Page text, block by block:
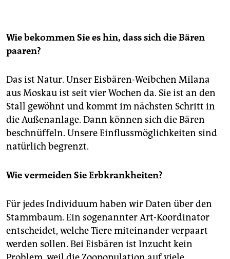
Wie bekommen Sie es hin, dass sich die Bären
paaren?
Das ist Natur. Unser Eisbären-Weibchen Milana
aus Moskau ist seit vier Wochen da. Sie ist an den
Stall gewöhnt und kommt im nächsten Schritt in
die Außenanlage. Dann können sich die Bären
beschnüffeln. Unsere Einflussmöglichkeiten sind
natürlich begrenzt.
Wie vermeiden Sie Erbkrankheiten?
Für jedes Individuum haben wir Daten über den
Stammbaum. Ein sogenannter Art-Koordinator
entscheidet, welche Tiere miteinander verpaart
werden sollen. Bei Eisbären ist Inzucht kein